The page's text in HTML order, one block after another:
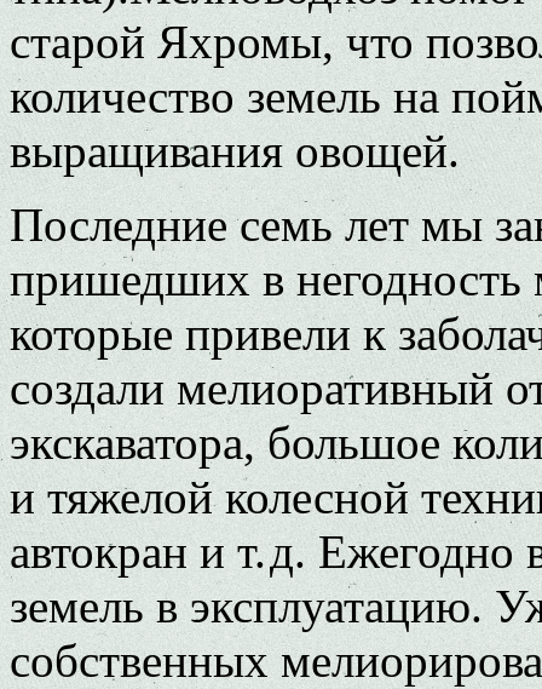
старой Яхромы, что
количество земель на
выращивания овощей.
Последние семь лет мы
пришедших в негодность
которые привели к
создали мелиоративный
экскаватора, большое
и тяжелой колесной
автокран и т. д.
земель в эксплуатацию.
собственных